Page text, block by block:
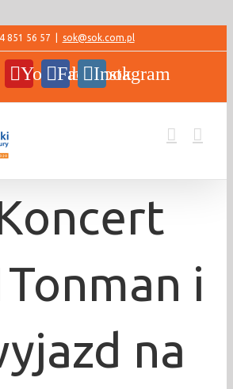
851 56 57 sok@sok.com.pl
YouTubeFacebookInstagram
i
na